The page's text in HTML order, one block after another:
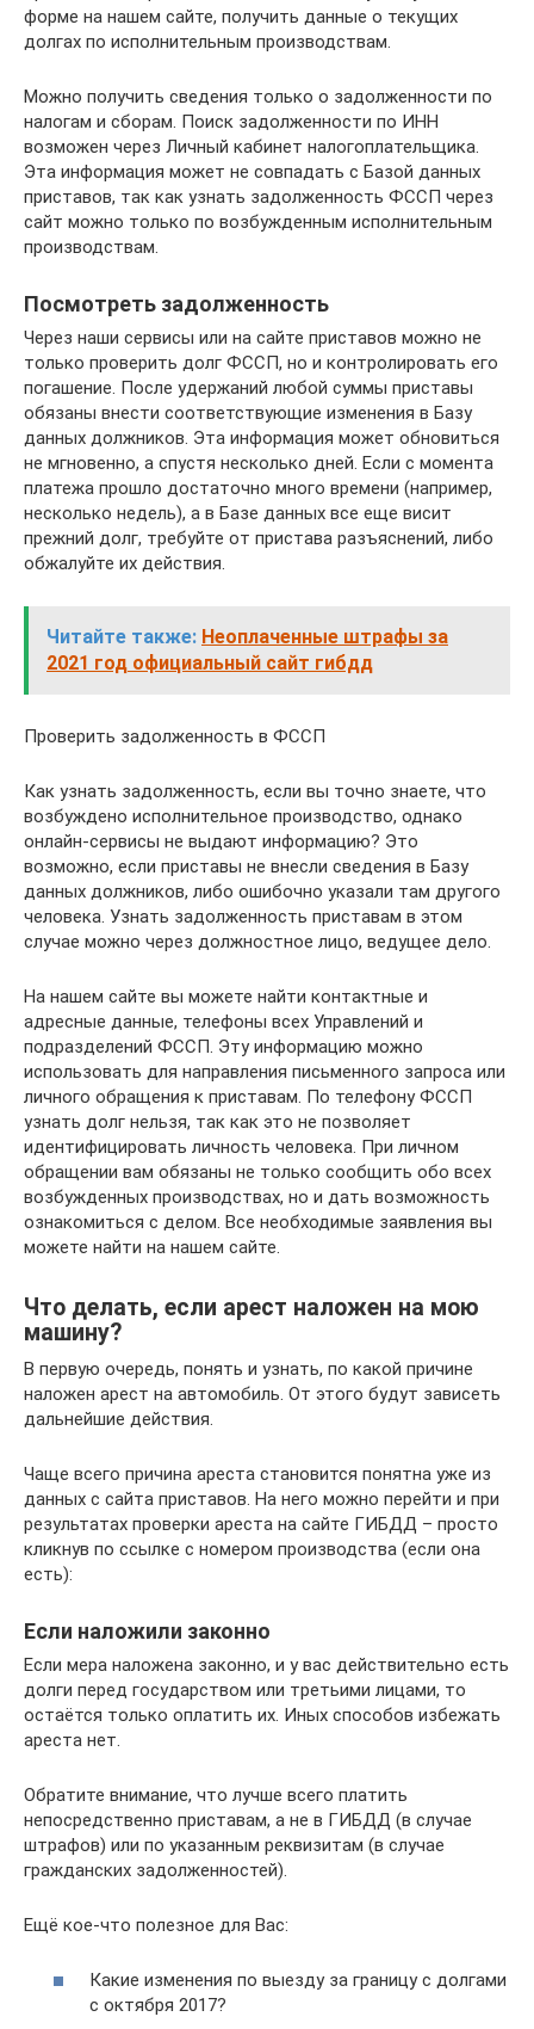
форме на нашем сайте, получить данные о текущих
долгах по исполнительным производствам.
Можно получить сведения только о задолженности по
налогам и сборам. Поиск задолженности по ИНН
возможен через Личный кабинет налогоплательщика.
Эта информация может не совпадать с Базой данных
приставов, так как узнать задолженность ФССП через
сайт можно только по возбужденным исполнительным
производствам.
Посмотреть задолженность
Через наши сервисы или на сайте приставов можно не
только проверить долг ФССП, но и контролировать его
погашение. После удержаний любой суммы приставы
обязаны внести соответствующие изменения в Базу
данных должников. Эта информация может обновиться
не мгновенно, а спустя несколько дней. Если с момента
платежа прошло достаточно много времени (например,
несколько недель), а в Базе данных все еще висит
прежний долг, требуйте от пристава разъяснений, либо
обжалуйте их действия.
Читайте также: Неоплаченные штрафы за
2021 год официальный сайт гибдд
Проверить задолженность в ФССП
Как узнать задолженность, если вы точно знаете, что
возбуждено исполнительное производство, однако
онлайн-сервисы не выдают информацию? Это
возможно, если приставы не внесли сведения в Базу
данных должников, либо ошибочно указали там другого
человека. Узнать задолженность приставам в этом
случае можно через должностное лицо, ведущее дело.
На нашем сайте вы можете найти контактные и
адресные данные, телефоны всех Управлений и
подразделений ФССП. Эту информацию можно
использовать для направления письменного запроса или
личного обращения к приставам. По телефону ФССП
узнать долг нельзя, так как это не позволяет
идентифицировать личность человека. При личном
обращении вам обязаны не только сообщить обо всех
возбужденных производствах, но и дать возможность
ознакомиться с делом. Все необходимые заявления вы
можете найти на нашем сайте.
Что делать, если арест наложен на мою
машину?
В первую очередь, понять и узнать, по какой причине
наложен арест на автомобиль. От этого будут зависеть
дальнейшие действия.
Чаще всего причина ареста становится понятна уже из
данных с сайта приставов. На него можно перейти и при
результатах проверки ареста на сайте ГИБДД – просто
кликнув по ссылке с номером производства (если она
есть):
Если наложили законно
Если мера наложена законно, и у вас действительно есть
долги перед государством или третьими лицами, то
остаётся только оплатить их. Иных способов избежать
ареста нет.
Обратите внимание, что лучше всего платить
непосредственно приставам, а не в ГИБДД (в случае
штрафов) или по указанным реквизитам (в случае
гражданских задолженностей).
Ещё кое-что полезное для Вас:
Какие изменения по выезду за границу с долгами
с октября 2017?